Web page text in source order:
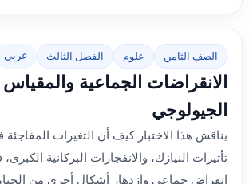
الصف الثامن علوم الفصل الثالث عربي
الانقراضات الجماعية
الجيولوجي
يناقش هذا الاختبار كيف أن التغيرات
تأثيرات النيازك، والانفجارات البركانية
انقراض جماعي وازدهار أشكال أخرى من